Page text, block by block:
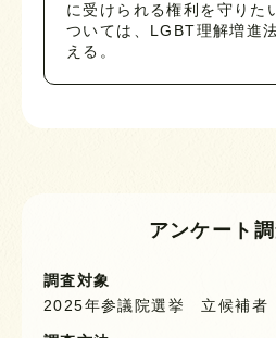
に受けられる権利を守りた
ついては、LGBT理解増進
える。
アンケート
調査対象
2025年参議院選挙 立候補者